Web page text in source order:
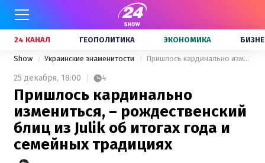
24 КАНАЛ ГЕОПОЛИТИКА ЭКОНОМИКА
Show Украинские знаменитости Пришлось кардинально измениться, – рождественский блиц из Julik об итогах года и семейных традициях
25 декабря, 18:00 4
Пришлось кардинально
измениться, – рождественский
блиц из Julik об итогах года и
семейных традициях